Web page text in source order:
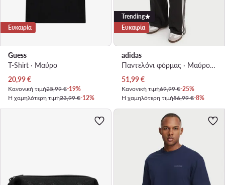
Ευκαιρία
Guess
T-Shirt · Μαύρο
Τρέχουσα τιμή
20,99€
Κανονική τιμή25,99 €-19%
Η χαμηλότερη τιμή23,99 €-12%
Trending
Ευκαιρία
adidas
Παντελόνι φόρμας · Μαύρο · Relaxed Fit
Τρέχουσα τιμή
51,99€
Κανονική τιμή69,99 €-25%
Η χαμηλότερη τιμή56,99 €-8%